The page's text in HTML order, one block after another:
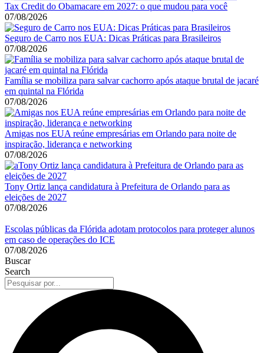
Tax Credit do Obamacare em 2027: o que mudou para você
07/08/2026
Seguro de Carro nos EUA: Dicas Práticas para Brasileiros
07/08/2026
Família se mobiliza para salvar cachorro após ataque brutal de jacaré
em quintal na Flórida
07/08/2026
Amigas nos EUA reúne empresárias em Orlando para noite de
inspiração, liderança e networking
07/08/2026
Tony Ortiz lança candidatura à Prefeitura de Orlando para as
eleições de 2027
07/08/2026
Escolas públicas da Flórida adotam protocolos para proteger alunos
em caso de operações do ICE
07/08/2026
Buscar
Search